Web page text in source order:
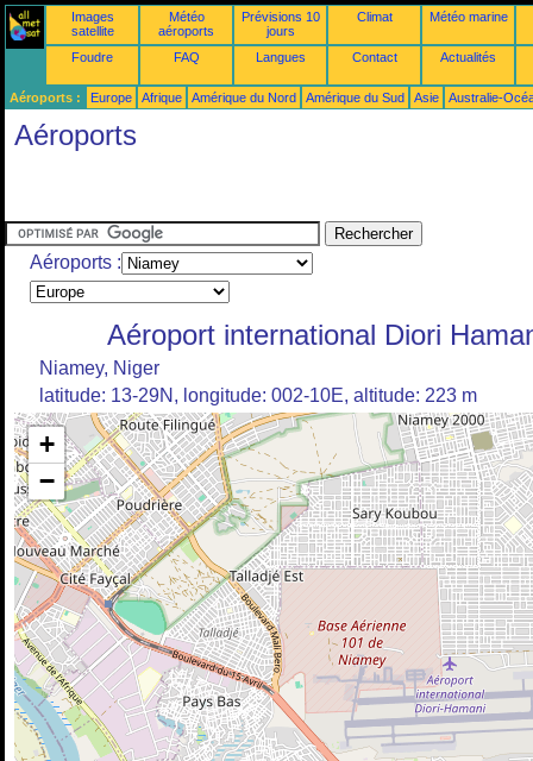
Images
satellite
Météo
aéroports
Prévisions 10
jours
Climat Météo marine
Foudre FAQ Langues Contact Actualités
Aéroports : Europe Afrique Amérique du Nord Amérique du Sud Asie Australie-
Aéroports
Aéroports :
Aéroport international Diori
Niamey, Niger
latitude: 13-29N, longitude: 002-10E, altitude: 223 m
+
−